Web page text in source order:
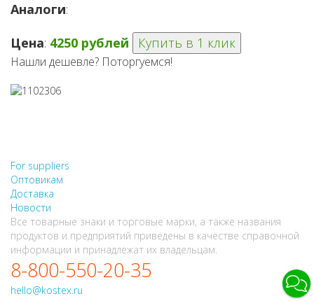
Аналоги:
Цена: 4250 рублей Купить в 1 клик
Нашли дешевле? Поторгуемся!
For suppliers
Оптовикам
Доставка
Новости
Все товарные знаки и торговые марки, а также названия
продуктов и предприятий приведены в качестве справочной
информации и принадлежат их владельцам.
8-800-550-20-35
hello@kostex.ru